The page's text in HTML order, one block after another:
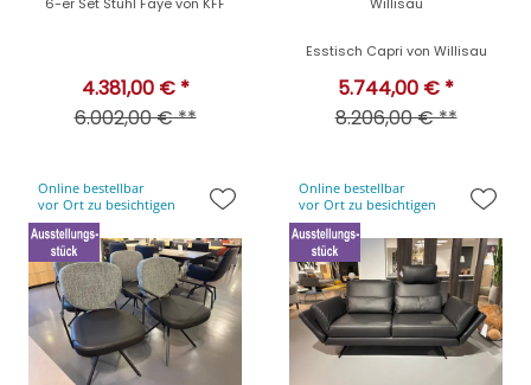
6-er Set Stuhl Faye von KFF
4.381,00 € *
6.002,00 € **
Willisau
Esstisch Capri von Willisau
5.744,00 € *
8.206,00 € **
Online bestellbar
vor Ort zu besichtigen
Online bestellbar
vor Ort zu besichtigen